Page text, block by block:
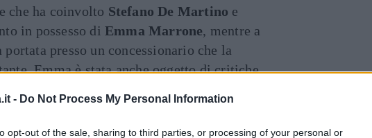
- Do Not Process My Personal Information
opt-out of the sale, sharing to third parties, or processing of your personal or
che ha coinvolto Stefano De Martino e
in possesso di Emma Marrone, mentre a
presso un concessionario che la
Emma è stata anche oggetto di critiche,
su nessuna base.